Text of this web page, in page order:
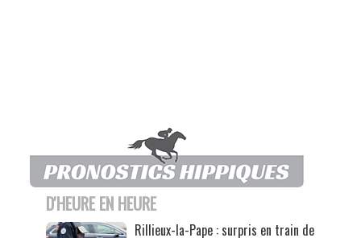
D'HEURE EN HEURE
Rillieux-la-Pape : surpris en train de